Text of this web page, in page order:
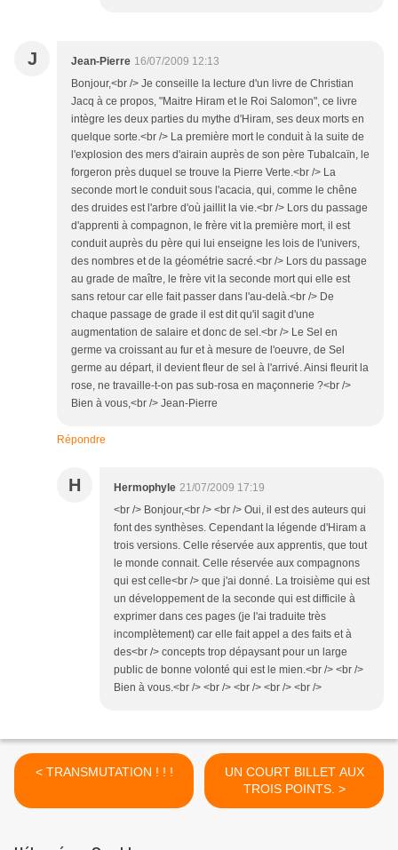
J Jean-Pierre 16/07/2009 12:13
Bonjour,<br /> Je conseille la lecture d'un livre de Christian
Jacq à ce propos, "Maitre Hiram et le Roi Salomon", ce livre
intègre les deux parties du mythe d'Hiram, ses deux morts en
quelque sorte.<br /> La première mort le conduit à la suite de
l'explosion des mers d'airain auprès de son père Tubalcaïn, le
forgeron près duquel se trouve la Pierre Verte.<br /> La
seconde mort le conduit sous l'acacia, qui, comme le chêne
des druides est l'arbre d'où jaillit la vie.<br /> Lors du passage
d'apprenti à compagnon, le frère vit la première mort, il est
conduit auprès du père qui lui enseigne les lois de l'univers,
des nombres et de la géométrie sacré.<br /> Lors du passage
au grade de maître, le frère vit la seconde mort qui elle est
sans retour car elle fait passer dans l'au-delà.<br /> De
chaque passage de grade il est dit qu'il sagit d'une
augmentation de salaire et donc de sel.<br /> Le Sel en
germe va croissant au fur et à mesure de l'oeuvre, de Sel
germe au départ, il devient fleur de sel à l'arrivé. Ainsi fleurit la
rose, ne travaille-t-on pas sub-rosa en maçonnerie ?<br />
Bien à vous,<br /> Jean-Pierre
Répondre
H Hermophyle 21/07/2009 17:19
<br /> Bonjour,<br /> <br /> Oui, il est des auteurs qui
font des synthèses. Cependant la légende d'Hiram a
trois versions. Celle réservée aux apprentis, que tout
le monde connait. Celle réservée aux compagnons
qui est celle<br /> que j'ai donné. La troisième qui est
un développement de la seconde qui est difficile à
exprimer dans ces pages (je l'ai traduite très
incomplètement) car elle fait appel a des faits et à
des<br /> concepts trop dépaysant pour un large
public de bonne volonté qui est le mien.<br /> <br />
Bien à vous.<br /> <br /> <br /> <br /> <br />
< TRANSMUTATION ! ! !
UN COURT BILLET AUX
TROIS POINTS. >